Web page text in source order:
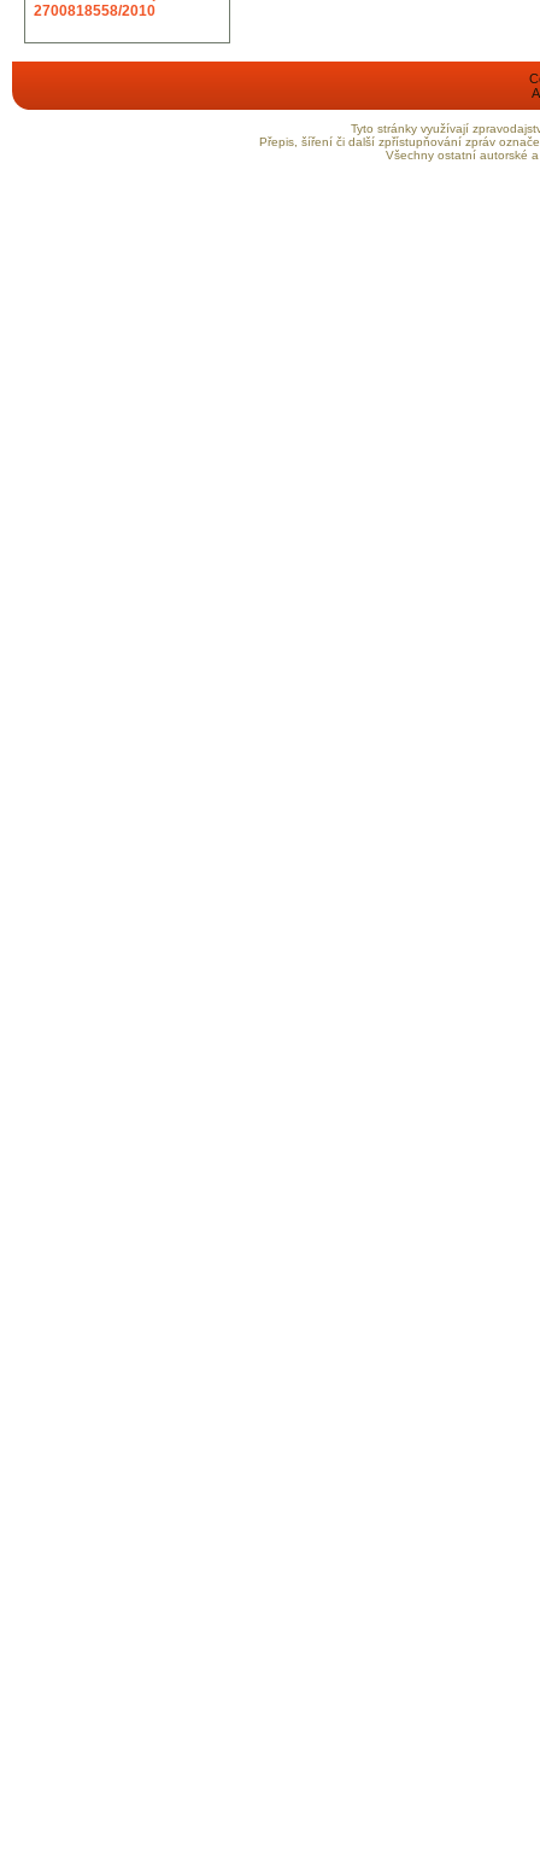
2700818558/2010
Tyto stránky využívají
Přepis, šíření či další zpřístupňování zpráv
Všechny ostatní autorské